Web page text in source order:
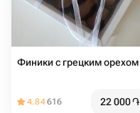
Финики с грецким орехом
4.84616 22 000֏